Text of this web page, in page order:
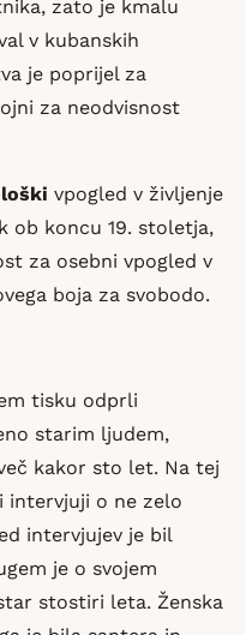
zato je kmalu
v kubanskih
je poprijel za
za neodvisnost
vpogled v življenje
ob koncu 19. stoletja,
za osebni vpogled v
boja za svobodo.
tisku odprli
starim ljudem,
kakor sto let. Na tej
intervjuji o ne zelo
intervjujev je bil
je o svojem
stostiri leta. Ženska